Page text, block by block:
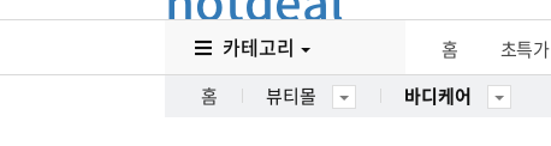
카테고리 홈 초특가
홈
뷰티몰 바디케어